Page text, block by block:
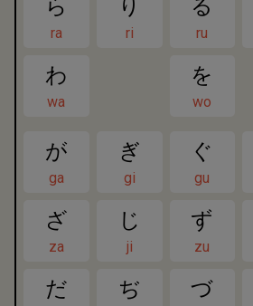
ら
ra
り
ri
る
ru
わ
wa
を
wo
が
ga
ぎ
gi
ぐ
gu
ざ
za
じ
ji
ず
zu
だ ぢ づ